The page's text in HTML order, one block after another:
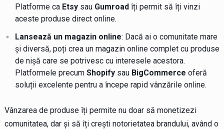
Platforme ca Etsysau Gumroadîți permit să îți vinzi
aceste produse direct online.
Lansează un magazin online: Dacă ai o comunitate mare
și diversă, poți crea un magazin online complet cu produse
de nișă care se potrivesc cu interesele acestora.
Platformele precum Shopifysau BigCommerce oferă
soluții excelente pentru a începe rapid vânzările online.
Vânzarea de produse îți permite nu doar să monetizezi
comunitatea, dar și să îți crești notorietatea brandului, având o